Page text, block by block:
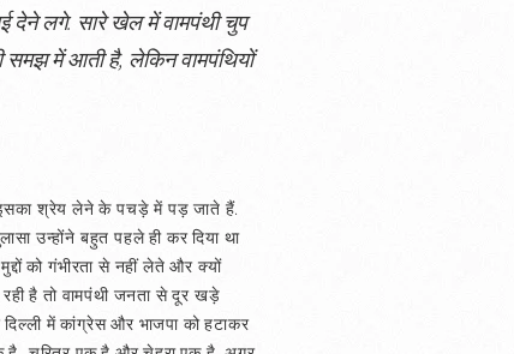
देने लगे. सारे खेल में वामपंथी चुप
समझ में आती है, लेकिन वामपंथियों
इसका श्रेय लेने के पचड़े में पड़ जाते हैं.
उन्होंने बहुत पहले ही कर दिया था
को गंभीरता से नहीं लेते और क्यों
है तो वामपंथी जनता से दूर खड़े
में कांग्रेस और भाजपा को हटाकर